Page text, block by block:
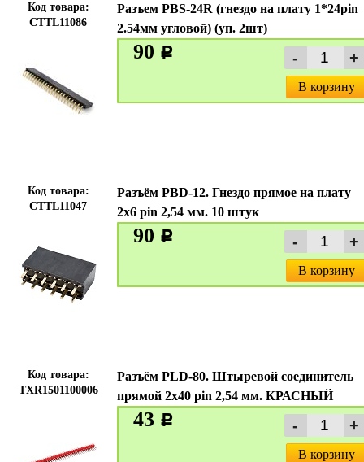
Код товара:
CTTL11086
Разъем PBS-24R (гнездо на плату 1*24pin
2.54мм угловой) (уп. 2шт)
90 c
В корзину
Код товара:
CTTL11047
Разъём PBD-12. Гнездо прямое на плату
2х6 pin 2,54 мм. 10 штук
90 c
В корзину
Код товара:
TXR1501100006
Разъём PLD-80. Штыревой соединитель
прямой 2х40 pin 2,54 мм. КРАСНЫЙ
43 c
В корзину